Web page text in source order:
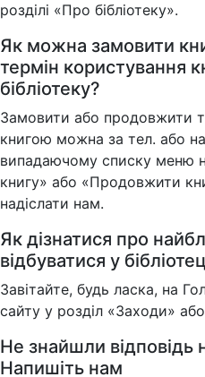
розділі «Про бібліотеку».
Як можна замовити
термін користування
бібліотеку?
Замовити або продовжити
книгою можна за тел. або на
випадаючому списку меню
книгу» або «Продовжити
надіслати нам.
Як дізнатися про
відбуватися у
Завітайте, будь ласка, на
сайту у розділ «Заходи»
Не знайшли відповідь
Напишіть нам